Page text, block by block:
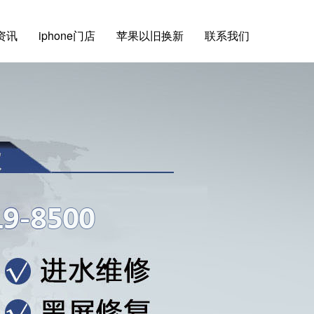
讯 iphone门店 苹果以旧换新 联系我们